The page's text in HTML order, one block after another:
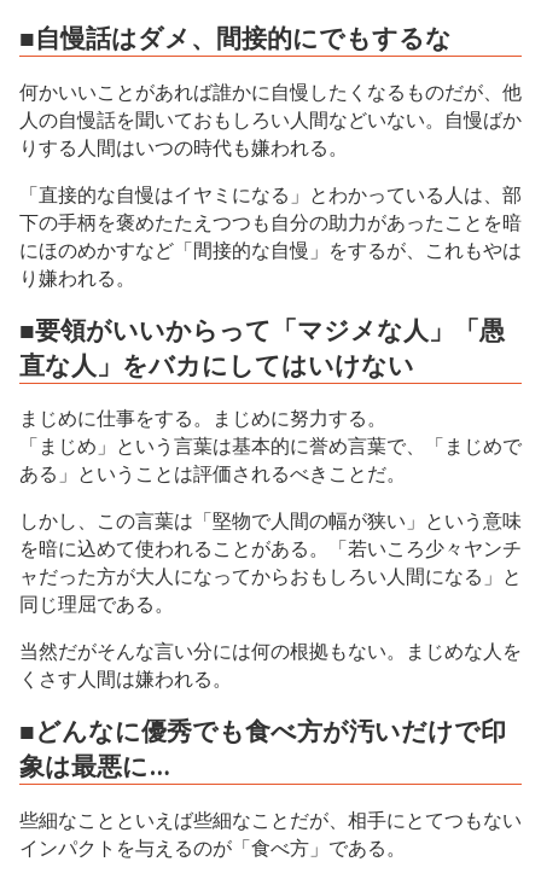
■自慢話はダメ、間接的にでもするな
何かいいことがあれば誰かに自慢したくなるものだが、他
人の自慢話を聞いておもしろい人間などいない。自慢ばか
りする人間はいつの時代も嫌われる。
「直接的な自慢はイヤミになる」とわかっている人は、部
下の手柄を褒めたたえつつも自分の助力があったことを暗
にほのめかすなど「間接的な自慢」をするが、これもやは
り嫌われる。
■要領がいいからって「マジメな人」「愚
直な人」をバカにしてはいけない
まじめに仕事をする。まじめに努力する。
「まじめ」という言葉は基本的に誉め言葉で、「まじめで
ある」ということは評価されるべきことだ。
しかし、この言葉は「堅物で人間の幅が狭い」という意味
を暗に込めて使われることがある。「若いころ少々ヤンチ
ャだった方が大人になってからおもしろい人間になる」と
同じ理屈である。
当然だがそんな言い分には何の根拠もない。まじめな人を
くさす人間は嫌われる。
■どんなに優秀でも食べ方が汚いだけで印
象は最悪に…
些細なことといえば些細なことだが、相手にとてつもない
インパクトを与えるのが「食べ方」である。